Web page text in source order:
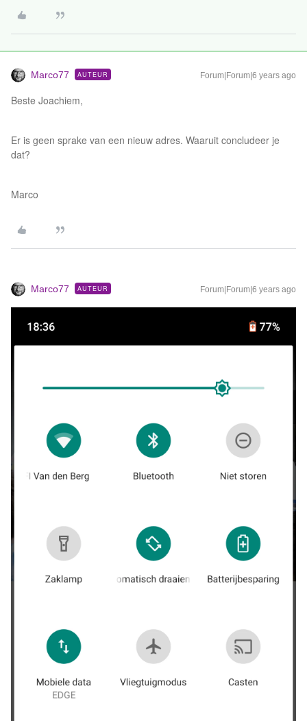
Marco77 AUTEUR Forum|Forum|6 years ago
Beste Joachiem,
Er is geen sprake van een nieuw adres. Waaruit concludeer je
dat?
Marco
Marco77 AUTEUR Forum|Forum|6 years ago